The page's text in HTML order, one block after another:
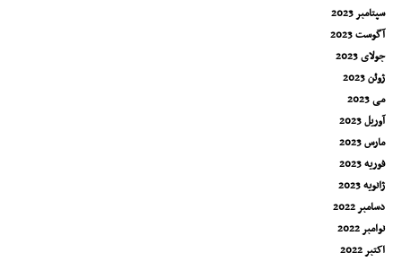
سپتامبر 2023
آگوست 2023
جولای 2023
ژوئن 2023
می 2023
آوریل 2023
مارس 2023
فوریه 2023
ژانویه 2023
دسامبر 2022
نوامبر 2022
اکتبر 2022